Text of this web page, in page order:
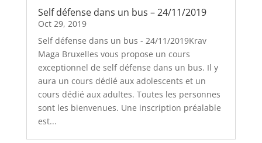
Self défense dans un bus – 24/11/2019
Oct 29, 2019
Self défense dans un bus - 24/11/2019Krav
Maga Bruxelles vous propose un cours
exceptionnel de self défense dans un bus. Il y
aura un cours dédié aux adolescents et un
cours dédié aux adultes. Toutes les personnes
sont les bienvenues. Une inscription préalable
est...